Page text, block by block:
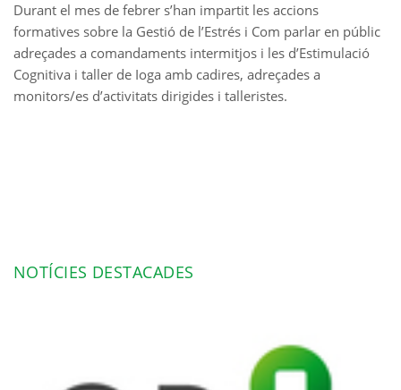
Durant el mes de febrer s’han impartit les accions
formatives sobre la Gestió de l’Estrés i Com parlar en públic
adreçades a comandaments intermitjos i les d’Estimulació
Cognitiva i taller de Ioga amb cadires, adreçades a
monitors/es d’activitats dirigides i talleristes.
NOTÍCIES DESTACADES